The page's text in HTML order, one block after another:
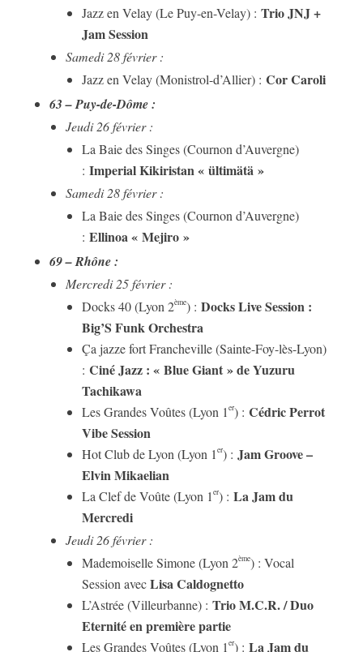
Jazz en Velay (Le Puy-en-Velay) : Trio JNJ +
Jam Session
Samedi 28 février :
Jazz en Velay (Monistrol-d’Allier) : Cor Caroli
63 – Puy-de-Dôme :
Jeudi 26 février :
La Baie des Singes (Cournon d’Auvergne)
: Imperial Kikiristan « ültimätä »
Samedi 28 février :
La Baie des Singes (Cournon d’Auvergne)
: Ellinoa « Mejiro »
69 – Rhône :
Mercredi 25 février :
Docks 40 (Lyon 2ème) : Docks Live Session :
Big’S Funk Orchestra
Ça jazze fort Francheville (Sainte-Foy-lès-Lyon)
: Ciné Jazz : « Blue Giant » de Yuzuru
Tachikawa
Les Grandes Voûtes (Lyon 1 er) : Cédric Perrot
Vibe Session
Hot Club de Lyon (Lyon 1 er) : Jam Groove –
Elvin Mikaelian
La Clef de Voûte (Lyon 1 er) : La Jam du
Mercredi
Jeudi 26 février :
Mademoiselle Simone (Lyon 2ème) : Vocal
Session avecLisa Caldognetto
L’Astrée (Villeurbanne) : Trio M.C.R. / Duo
Eternité en première partie
Les Grandes Voûtes (Lyon 1 er) : La Jam du